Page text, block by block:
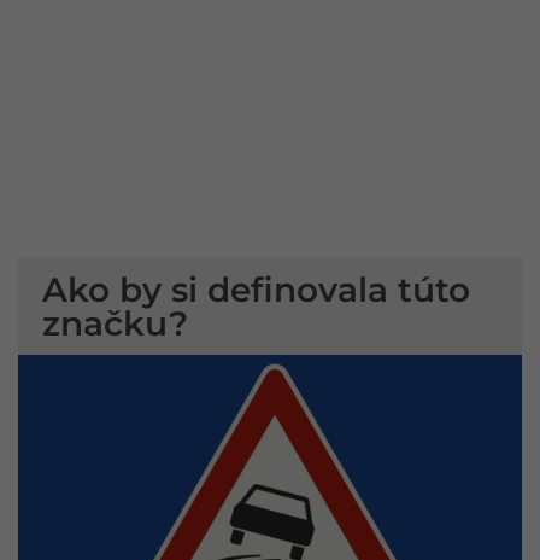
Ako by si definovala túto
značku?